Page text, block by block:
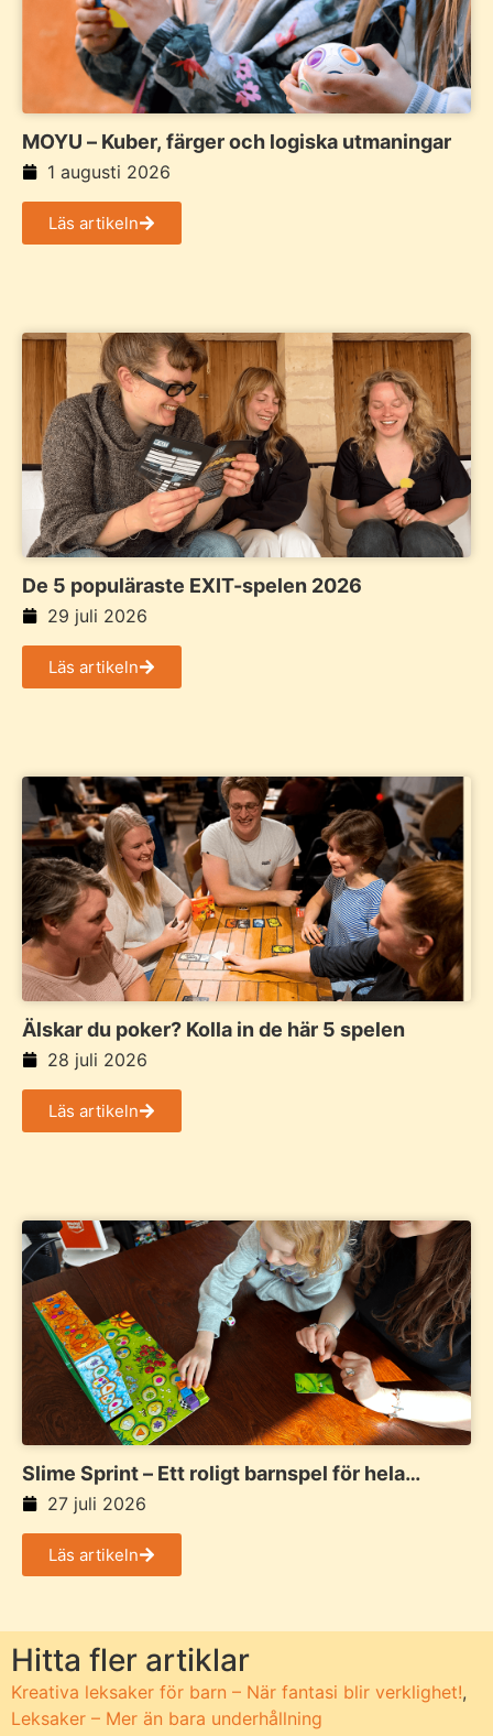
MOYU – Kuber, färger och logiska utmaningar
1 augusti 2026
Läs artikeln
De 5 populäraste EXIT-spelen 2026
29 juli 2026
Läs artikeln
Älskar du poker? Kolla in de här 5 spelen
28 juli 2026
Läs artikeln
Slime Sprint – Ett roligt barnspel för hela
familjen
27 juli 2026
Läs artikeln
Hitta fler artiklar
Kreativa leksaker för barn – När fantasi blir verklighet!,
Leksaker – Mer än bara underhållning